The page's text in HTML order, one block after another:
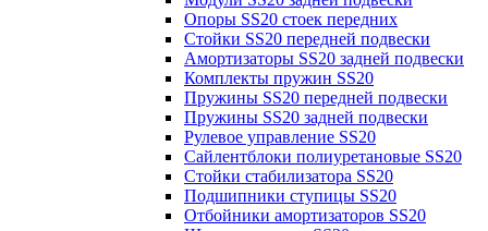
Опоры SS20 стоек передних
Стойки SS20 передней подвески
Амортизаторы SS20 задней подвески
Комплекты пружин SS20
Пружины SS20 передней подвески
Пружины SS20 задней подвески
Рулевое управление SS20
Сайлентблоки полиуретановые SS20
Стойки стабилизатора SS20
Подшипники ступицы SS20
Отбойники амортизаторов SS20